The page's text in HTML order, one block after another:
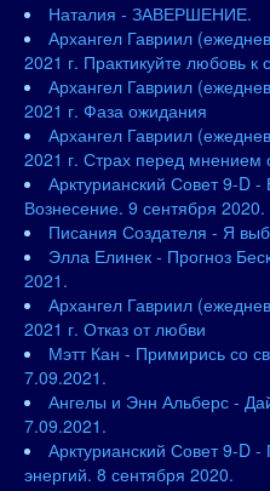
Наталия - ЗАВЕРШЕНИЕ.
Архангел Гавриил
2021 г. Практикуйте любовь к
Архангел Гавриил
2021 г. Фаза ожидания
Архангел Гавриил
2021 г. Страх перед
Арктурианский Совет 9-D
Вознесение. 9 сентября 2020.
Писания Создателя - Я
Элла Елинек - Прогноз
2021.
Архангел Гавриил
2021 г. Отказ от любви
Мэтт Кан - Примирись со
7.09.2021.
Ангелы и Энн Альберс -
7.09.2021.
Арктурианский Совет 9-D -
энергий. 8 сентября 2020.